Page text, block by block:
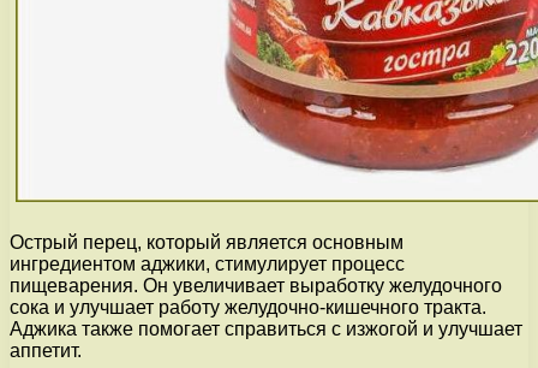
Острый перец, который является основным
ингредиентом аджики, стимулирует процесс
пищеварения. Он увеличивает выработку желудочного
сока и улучшает работу желудочно-кишечного тракта.
Аджика также помогает справиться с изжогой и улучшает
аппетит.